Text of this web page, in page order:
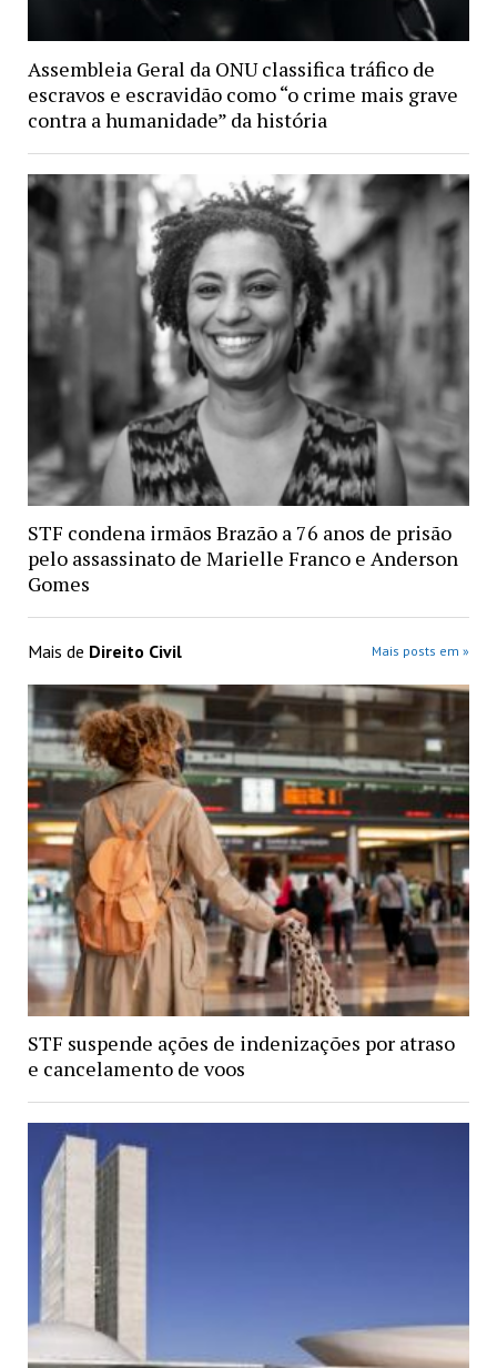
Assembleia Geral da ONU classifica tráfico de
escravos e escravidão como “o crime mais grave
contra a humanidade” da história
STF condena irmãos Brazão a 76 anos de prisão
pelo assassinato de Marielle Franco e Anderson
Gomes
Mais de Direito Civil Mais posts em »
STF suspende ações de indenizações por atraso
e cancelamento de voos